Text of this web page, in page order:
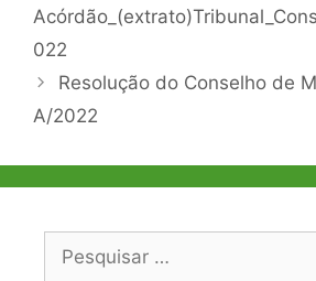
de
artigos
022
Resolução do Conselho de
A/2022
Pesquisar